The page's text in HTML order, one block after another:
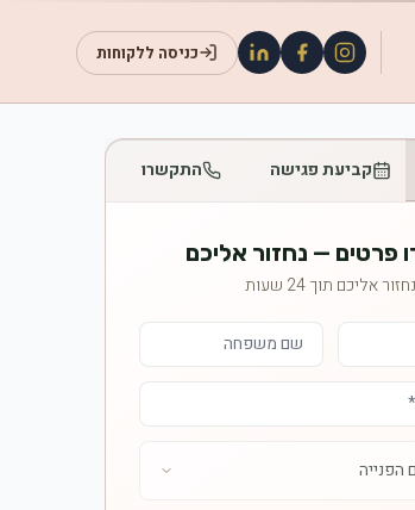
כניסה ללקוחות
קביעת פגישה התקשרו
פרטים — נחזור אליכם
נחזור אליכם תוך 24 שעות